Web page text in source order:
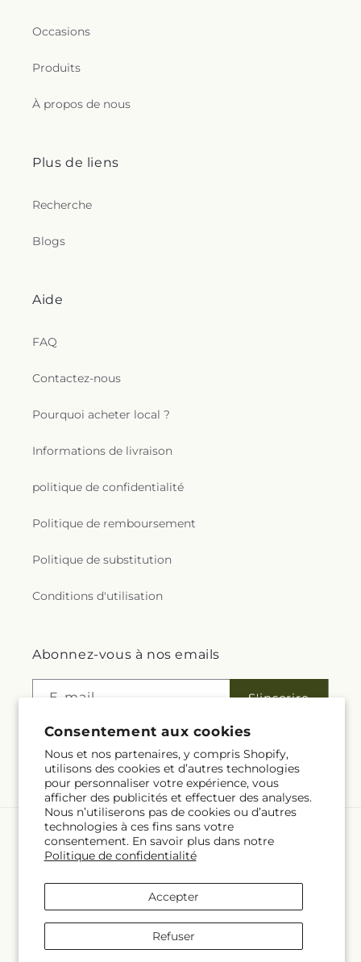
Consentement aux cookies
Nous et nos partenaires, y compris Shopify,
utilisons des cookies et d’autres technologies
pour personnaliser votre expérience, vous
afficher des publicités et effectuer des analyses.
Nous n’utiliserons pas de cookies ou d’autres
technologies à ces fins sans votre
consentement. En savoir plus dans notre
Politique de confidentialité
Accepter
Refuser
Occasions
Produits
À propos de nous
Plus de liens
Recherche
Blogs
Aide
FAQ
Contactez-nous
Pourquoi acheter local ?
Informations de livraison
politique de confidentialité
Politique de remboursement
Politique de substitution
Conditions d'utilisation
Abonnez-vous à nos emails
E-mail S'inscrire
Facebook
Langue
Moyens
de
© 2026,Rita Fleuriste Montreal Propulsé par Shopify et FTD